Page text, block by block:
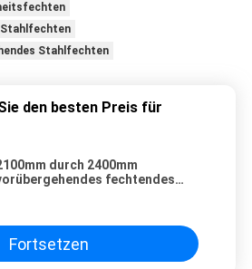
Stahlfechten
Stahlfechten
den besten Preis für
durch 2400mm
fechtendes
Fortsetzen